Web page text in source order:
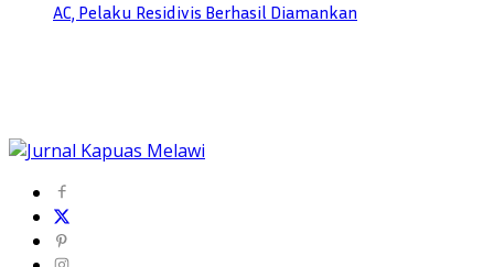
AC, Pelaku Residivis Berhasil Diamankan